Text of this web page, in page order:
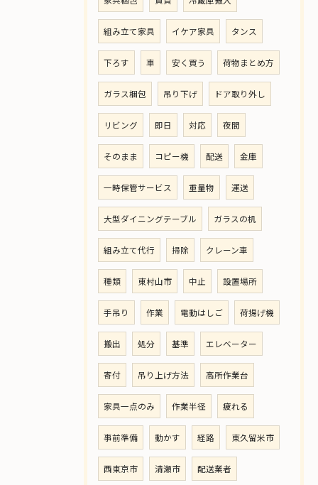
組み立て家具 イケア家具 タンス
下ろす 車 安く買う 荷物まとめ方
ガラス梱包 吊り下げ ドア取り外し
リビング 即日 対応 夜間
そのまま コピー機 配送 金庫
一時保管サービス 重量物 運送
大型ダイニングテーブル ガラスの机
組み立て代行 掃除 クレーン車
種類 東村山市 中止 設置場所
手吊り 作業 電動はしご 荷揚げ機
搬出 処分 基準 エレベーター
寄付 吊り上げ方法 高所作業台
家具一点のみ 作業半径 疲れる
事前準備 動かす 経路 東久留米市
西東京市 清瀬市 配送業者